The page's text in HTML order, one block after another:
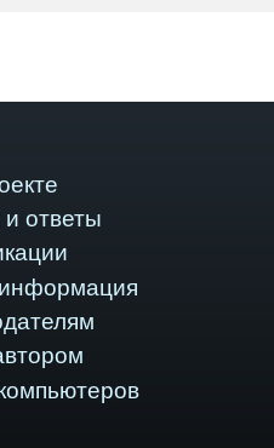
ответы